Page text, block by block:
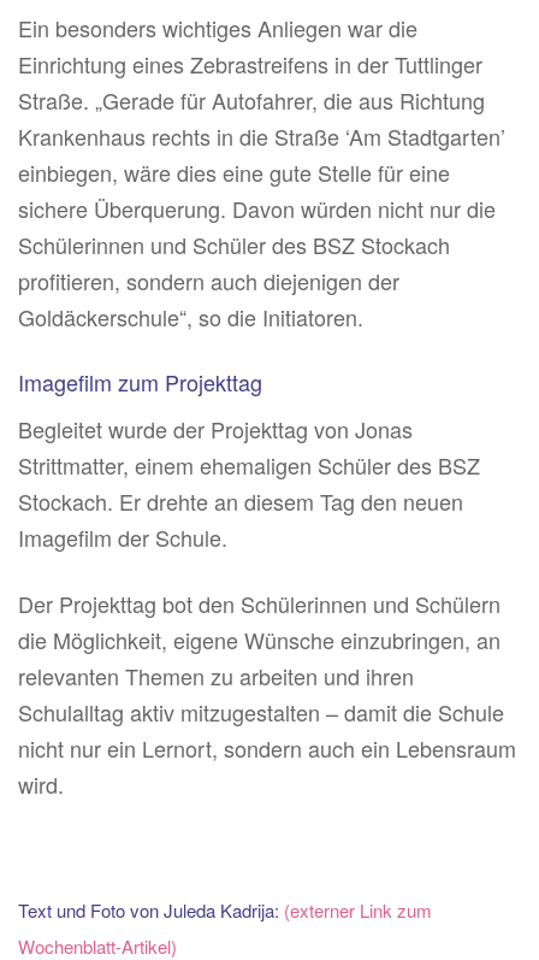
Ein besonders wichtiges Anliegen war die
Einrichtung eines Zebrastreifens in der Tuttlinger
Straße. „Gerade für Autofahrer, die aus Richtung
Krankenhaus rechts in die Straße ‘Am Stadtgarten’
einbiegen, wäre dies eine gute Stelle für eine
sichere Überquerung. Davon würden nicht nur die
Schülerinnen und Schüler des BSZ Stockach
profitieren, sondern auch diejenigen der
Goldäckerschule“, so die Initiatoren.
Imagefilm zum Projekttag
Begleitet wurde der Projekttag von Jonas
Strittmatter, einem ehemaligen Schüler des BSZ
Stockach. Er drehte an diesem Tag den neuen
Imagefilm der Schule.
Der Projekttag bot den Schülerinnen und Schülern
die Möglichkeit, eigene Wünsche einzubringen, an
relevanten Themen zu arbeiten und ihren
Schulalltag aktiv mitzugestalten – damit die Schule
nicht nur ein Lernort, sondern auch ein Lebensraum
wird.
Text und Foto von Juleda Kadrija: (externer Link zum
Wochenblatt-Artikel)